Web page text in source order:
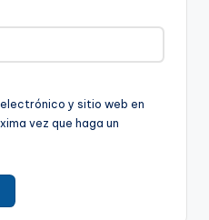
y sitio web en
vez que haga un